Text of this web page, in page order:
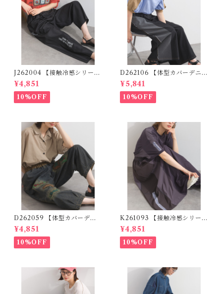
J262004 【接触冷感シリー
ズ】 ツイルワーク風ロゴパン
ツ / Cool Touch Twill Work
Logo Pants (残りわずか)
¥4,851
10%OFF
D262106 【体型カバーデニム
シリーズ】 デニム切替ワイド
パンツ / Denim Panel Wide
Pants (残りわずか)
¥5,841
10%OFF
D262059 【体型カバーデニ
ムシリーズ】 パッチワークロ
ゴデニムパンツ / Patchwork
Logo Denim Pants
¥4,851
10%OFF
K261093 【接触冷感シリー
ズ】 リメイクスカート / Cool
Touch Mixed Fabric Remak
e Skirt (残りわずか)
¥4,851
10%OFF